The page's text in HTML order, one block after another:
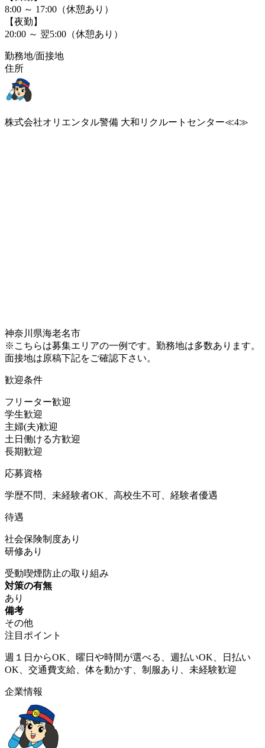
8:00 ～ 17:00（休憩あり）
【夜勤】
20:00 ～ 翌5:00（休憩あり）
勤務地/面接地
住所
株式会社オリエンタル警備 大和リクルートセンター≪4≫
神奈川県海老名市
※こちらは募集エリアの一例です。勤務地は多数あります。
面接地は原稿下記をご確認下さい。
歓迎条件
フリーター歓迎
学生歓迎
主婦(夫)歓迎
土日働ける方歓迎
長期歓迎
応募資格
学歴不問、未経験者OK、高校生不可、経験者優遇
待遇
社会保険制度あり
研修あり
受動喫煙防止の取り組み
対策の有無
あり
備考
その他
注目ポイント
週１日からOK、曜日や時間が選べる、週払いOK、日払い
OK、交通費支給、体を動かす、制服あり、未経験歓迎
企業情報